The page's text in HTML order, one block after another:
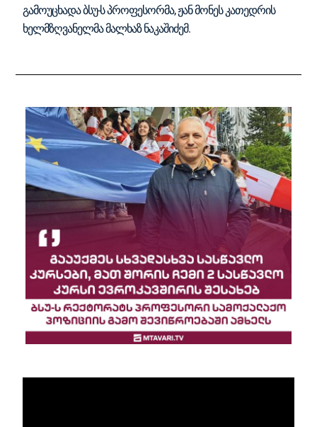
გამოუცხადა ბსუ-ს პროფესორმა, ჟან მონეს კათედრის
ხელმზღვანელმა მალხაზ ნაკაშიძემ.